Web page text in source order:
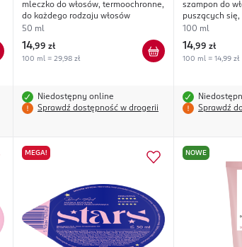
mleczko do włosów, termoochronne,
do każdego rodzaju włosów
50 ml
14,99 zł
100 ml = 29,98 zł
Niedostępny online
Sprawdź dostępność w drogerii
Smoothness
szampon do
puszących
wygładzenie
100 ml
14,99 zł
100 ml = 14,99 zł
Sprawdź
MEGA! NOWE